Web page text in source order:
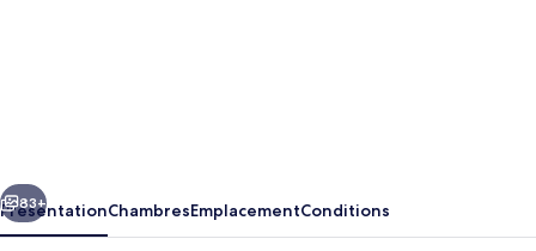
Suivant
83+
PrésentationChambresEmplacementConditions